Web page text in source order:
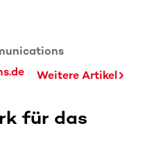
Weitere Artikel
für das